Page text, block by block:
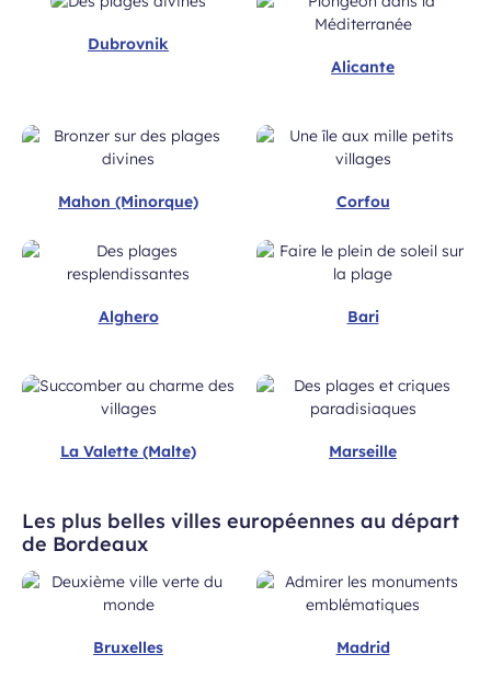
Dubrovnik
Alicante
Mahon (Minorque) Corfou
Alghero Bari
La Valette (Malte) Marseille
Les plus belles villes européennes au départ
de Bordeaux
Bruxelles Madrid
requis